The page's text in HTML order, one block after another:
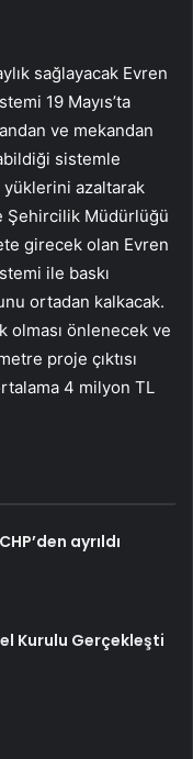
sağlayacak Evren
19 Mayıs’ta
ve mekandan
sistemle
yüklerini azaltarak
Şehircilik Müdürlüğü
girecek olan Evren
ile baskı
ortadan kalkacak.
olması önlenecek ve
proje çıktısı
4 milyon TL
ayrıldı
Kurulu Gerçekleşti